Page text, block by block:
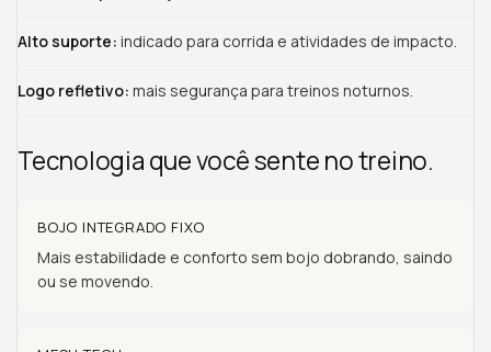
Alto suporte: indicado para corrida e atividades de impacto.
Logo refletivo: mais segurança para treinos noturnos.
Tecnologia que você sente no treino.
BOJO INTEGRADO FIXO
Mais estabilidade e conforto sem bojo dobrando, saindo
ou se movendo.